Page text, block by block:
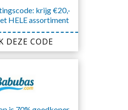
krijg €20,-
HELE assortiment
DEZE CODE